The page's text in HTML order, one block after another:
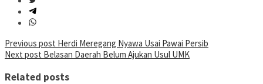
Post
navigation
Previous post Herdi Meregang Nyawa Usai Pawai Persib
Next post Belasan Daerah Belum Ajukan Usul UMK
Related posts